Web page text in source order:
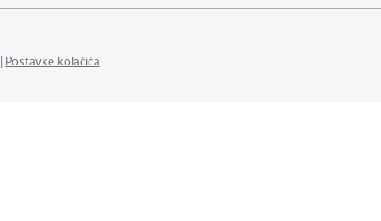
Postavke kolačića